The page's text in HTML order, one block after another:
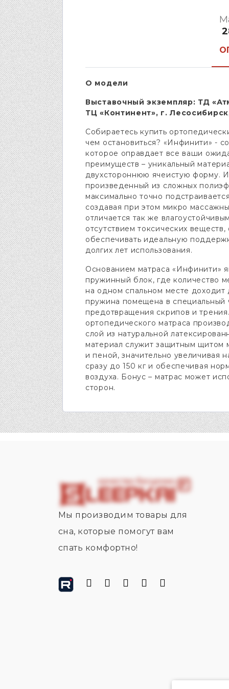
О модели
Выставочный экземпляр: ТД
ТЦ «Континент», г.
Собираетесь купить
чем остановиться? «Инфинити» -
которое оправдает все ваши
преимуществ – уникальный
двухстороннюю ячеистую форму.
произведенный из сложных
максимально точно
создавая при этом микро
отличается так же
отсутствием токсических
обеспечивать идеальную
долгих лет использования.
Основанием матраса «Инфинити»
пружинный блок, где количество
на одном спальном месте
пружина помещена в специальный
предотвращения скрипов и
ортопедического матраса
слой из натуральной
материал служит защитным
и пеной, значительно увеличивая
сразу до 150 кг и обеспечивая
воздуха. Бонус – матрас может
сторон.
Мы производим товары для
сна, которые помогут вам
спать комфортно!